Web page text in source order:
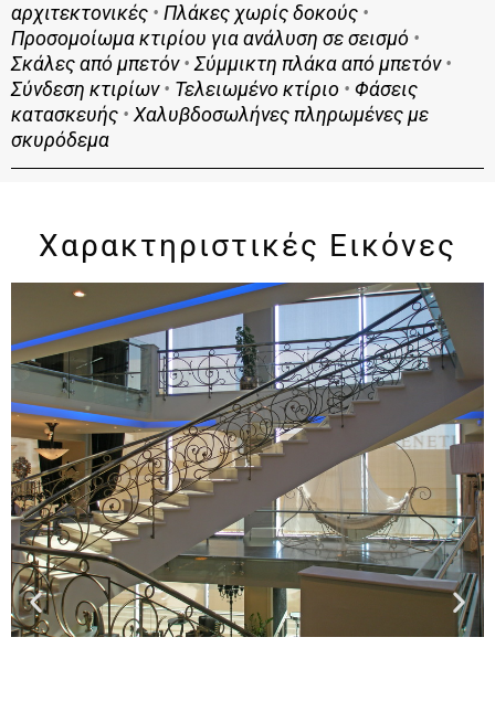
αρχιτεκτονικές • Πλάκες χωρίς δοκούς •
Προσομοίωμα κτιρίου για ανάλυση σε σεισμό •
Σκάλες από μπετόν• Σύμμικτη πλάκα από μπετόν•
Σύνδεση κτιρίων• Τελειωμένο κτίριο • Φάσεις
κατασκευής • Χαλυβδοσωλήνες πληρωμένες με
σκυρόδεμα
Χαρακτηριστικές Εικόνες